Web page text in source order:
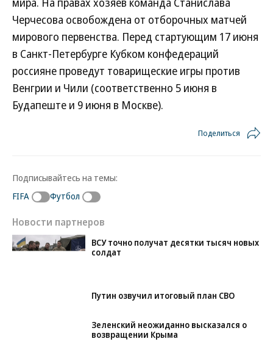
Черчесова освобождена от отборочных матчей
мирового первенства. Перед стартующим 17 июня
в Санкт-Петербурге Кубком конфедераций
россияне проведут товарищеские игры против
Венгрии и Чили (соответственно 5 июня в
Будапеште и 9 июня в Москве).
Поделиться
Подписывайтесь на темы:
FIFA
Футбол
Новости партнеров
ВСУ точно получат десятки тысяч новых
солдат
Путин озвучил итоговый план СВО
Зеленский неожиданно высказался о
возвращении Крыма